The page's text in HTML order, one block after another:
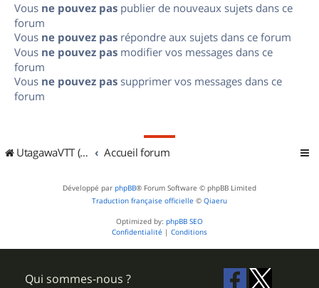
Vous ne pouvez pas publier de nouveaux sujets dans ce
forum
Vous ne pouvez pas répondre aux sujets dans ce forum
Vous ne pouvez pas modifier vos messages dans ce
forum
Vous ne pouvez pas supprimer vos messages dans ce
forum
UtagawaVTT (Randos VTT et VTTAE avec traces GPS) Accueil forum
Développé par phpBB® Forum Software © phpBB Limited
Traduction française officielle © Qiaeru
Optimized by: phpBB SEO
Confidentialité | Conditions
Qui sommes-nous ?